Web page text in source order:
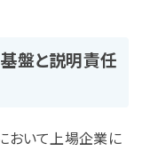
盤と説明責任
おいて上場企業に